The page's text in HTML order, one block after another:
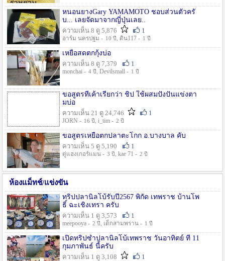
หนอนยางGary YAMAMOTO ชอบส่วนตัวครั
บ... เลยจัดมาจากญี่ปุ่นเลย..
ความเห็น 8 ดู 5,876
1
อาร์ม นครปฐม - 10 ปี , ดิน117 - 1 ปี
เหยื่อสดตกกุ้งบ่อ
ความเห็น 8 ดู 7,379
1
monchai - 4 ปี , Devilsmall - 1 ปี
ขอสูตรที่เค้าเรียกว่า ชิป ใช้ผสมปังปั่นแข่งตา
มบ่อ
ความเห็น 21 ดู 24,746
1
JORN - 16 ปี , i_tim - 2 ปี
ขอสูตรเหยื่อตกปลาตะโกก อ.บางบาล คับ
ความเห็น 5 ดู 5,190
1
ตู่แฮงเกอร์แมน - 3 ปี , kae 71 - 2 ปี
ห้องแม็ทช์/แข่งขัน
ทริปปลานิลโบ้รับปี2567 พิกัด เทพราช บ้านโพ
ธิ์ ฉะเชิงเทรา ครับ
ความเห็น 1 ดู 3,573
1
meepooya - 2 ปี , เด็กสามพราน - 1 ปี
เปิดทริปซ้ำปลานิลโบ้เทพราช วันอาทิตย์ ที่ 11
กุมภาพันธ์ นี้ครับ
ความเห็น 1 ดู 3,108
1